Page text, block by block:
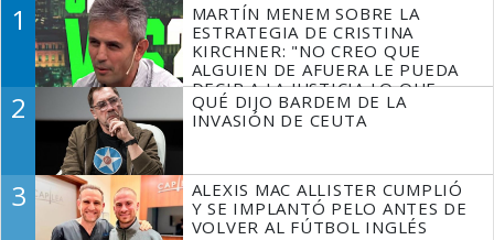
1
MARTÍN MENEM SOBRE LA
ESTRATEGIA DE CRISTINA
KIRCHNER: "NO CREO QUE
ALGUIEN DE AFUERA LE PUEDA
DECIR A LA JUSTICIA LO QUE
TIENE QUE HACER"
2
QUÉ DIJO BARDEM DE LA
INVASIÓN DE CEUTA
3
ALEXIS MAC ALLISTER CUMPLIÓ
Y SE IMPLANTÓ PELO ANTES DE
VOLVER AL FÚTBOL INGLÉS